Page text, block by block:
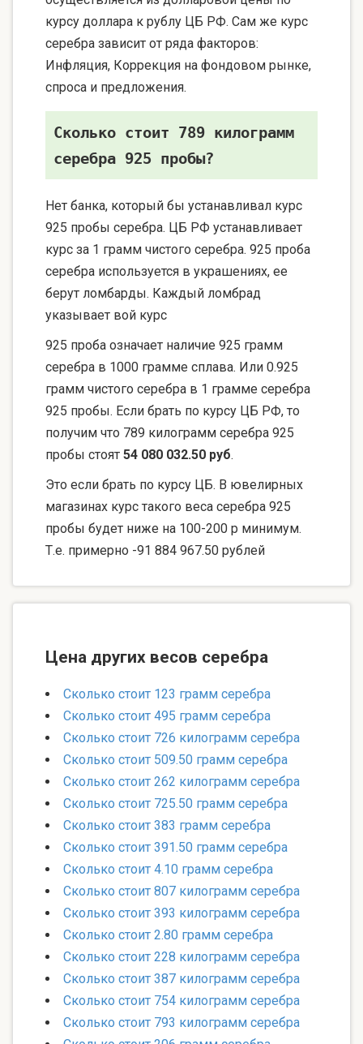
курсу доллара к рублу ЦБ РФ. Сам же курс
серебра зависит от ряда факторов:
Инфляция, Коррекция на фондовом рынке,
спроса и предложения.
Сколько стоит 789 килограмм
серебра 925 пробы?
Нет банка, который бы устанавливал курс
925 пробы серебра. ЦБ РФ устанавливает
курс за 1 грамм чистого серебра. 925 проба
серебра используется в украшениях, ее
берут ломбарды. Каждый ломбрад
указывает вой курс
925 проба означает наличие 925 грамм
серебра в 1000 грамме сплава. Или 0.925
грамм чистого серебра в 1 грамме серебра
925 пробы. Если брать по курсу ЦБ РФ, то
получим что 789 килограмм серебра 925
пробы стоят 54 080 032.50 руб.
Это если брать по курсу ЦБ. В ювелирных
магазинах курс такого веса серебра 925
пробы будет ниже на 100-200 р минимум.
Т.е. примерно -91 884 967.50 рублей
Цена других весов серебра
Сколько стоит 123 грамм серебра
Сколько стоит 495 грамм серебра
Сколько стоит 726 килограмм серебра
Сколько стоит 509.50 грамм серебра
Сколько стоит 262 килограмм серебра
Сколько стоит 725.50 грамм серебра
Сколько стоит 383 грамм серебра
Сколько стоит 391.50 грамм серебра
Сколько стоит 4.10 грамм серебра
Сколько стоит 807 килограмм серебра
Сколько стоит 393 килограмм серебра
Сколько стоит 2.80 грамм серебра
Сколько стоит 228 килограмм серебра
Сколько стоит 387 килограмм серебра
Сколько стоит 754 килограмм серебра
Сколько стоит 793 килограмм серебра